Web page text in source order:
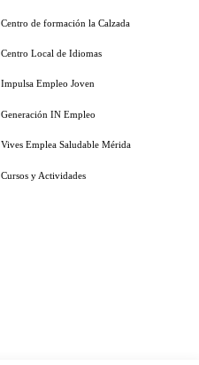
Centro de formación la Calzada
Centro Local de Idiomas
Impulsa Empleo Joven
Generación IN Empleo
Vives Emplea Saludable Mérida
Cursos y Actividades